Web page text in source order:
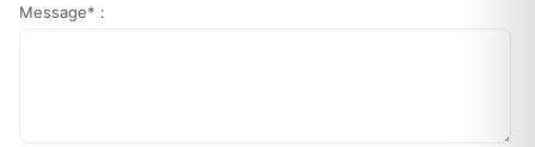
Message* :